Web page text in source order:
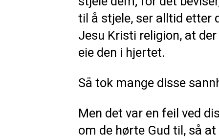
til å stjele, ser alltid etter
Jesu Kristi religion, at
eie den i hjertet.
Så tok mange disse
Men det var en feil ved
om de hørte Gud til, så